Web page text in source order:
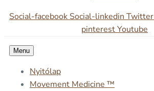
Social-facebook Social-linkedin Twitter
pinterestYoutube
Menu
Nyitólap
Movement Medicine ™